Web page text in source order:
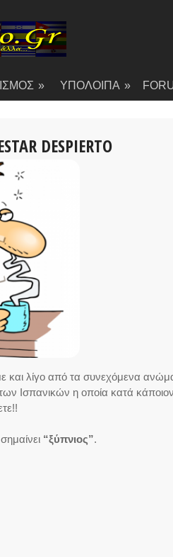
» ΥΠΟΛΟΙΠΑ »
DESPIERTO
και λίγο από τα συνεχόμενα
Ισπανικών η οποία κατά
“ξύπνιος”.